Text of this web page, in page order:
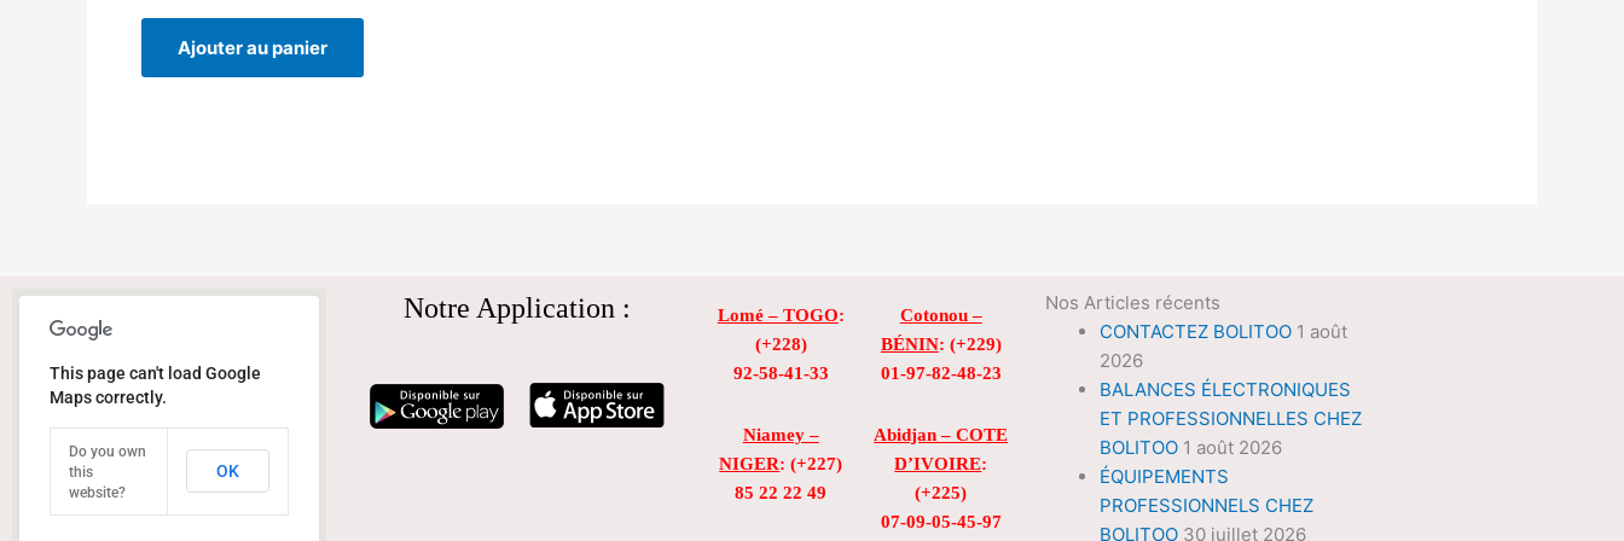
Ajouter au panier
This page can't load Google
Maps correctly.
Do you own
this
website?
OK
Notre Application : Lomé – TOGO:
(+228)
92-58-41-33
Niamey –
NIGER: (+227)
85 22 22 49
Cotonou –
BÉNIN: (+229)
01-97-82-48-23
Abidjan – COTE
D’IVOIRE:
(+225)
07-09-05-45-97
Nos Articles récents
CONTACTEZ BOLITOO 1 août
2026
BALANCES ÉLECTRONIQUES
ET PROFESSIONNELLES CHEZ
BOLITOO 1 août 2026
ÉQUIPEMENTS
PROFESSIONNELS CHEZ
BOLITOO 30 juillet 2026